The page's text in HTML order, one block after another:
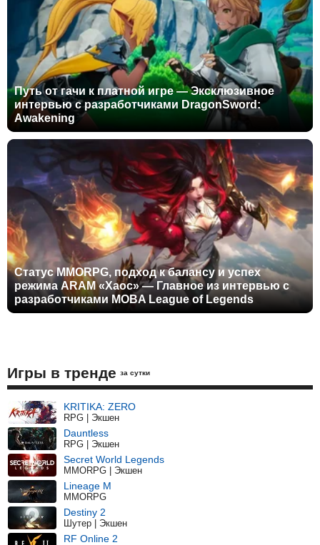
Путь от гачи к платной игре — Эксклюзивное
интервью с разработчиками DragonSword:
Awakening
Статус MMORPG, подход к балансу и успех
режима ARAM «Хаос» — Главное из интервью с
разработчиками MOBA League of Legends
Игры в тренде за сутки
KRITIKA: ZERO
RPG | Экшен
Dauntless
RPG | Экшен
Secret World Legends
MMORPG | Экшен
Lineage M
MMORPG
Destiny 2
Шутер | Экшен
RF Online 2